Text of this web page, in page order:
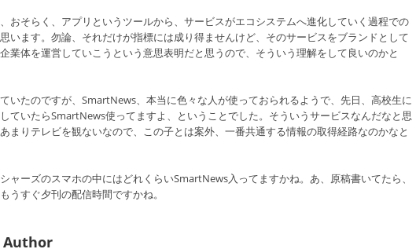
おそらく、アプリというツールから、サービスがエコシステムへ進化していく過程での
います。勿論、それだけが指標には成り得ませんけど、そのサービスをブランドとして
業体を運営していこうという意思表明だと思うので、そういう理解をして良いのかと
いたのですが、SmartNews、本当に色々な人が使っておられるようで、先日、高校生に
ていたらSmartNews使ってますよ、ということでした。そういうサービスなんだなと思
まりテレビを観ないなので、この子とは案外、一番共通する情報の取得経路なのかなと
ャーズのスマホの中にはどれくらいSmartNews入ってますかね。あ、原稿書いてたら、
うすぐ夕刊の配信時間ですかね。